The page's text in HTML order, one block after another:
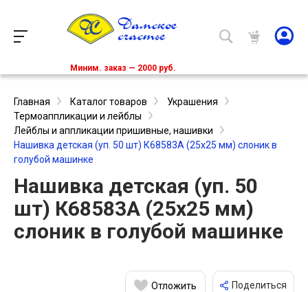
Миним. заказ — 2000 руб.
Главная Каталог товаров
Украшения
Термоаппликации и лейблы
Лейблы и аппликации пришивные, нашивки
Нашивка детская (уп. 50 шт) К68583А (25х25 мм) слоник в
голубой машинке
Нашивка детская (уп. 50
шт) К68583А (25х25 мм)
слоник в голубой машинке
Отложить Поделиться